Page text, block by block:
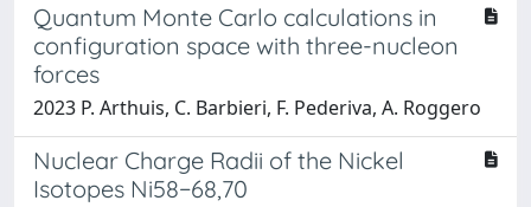
Quantum Monte Carlo calculations in
configuration space with three-nucleon
forces
2023 P. Arthuis, C. Barbieri, F. Pederiva, A. Roggero
Nuclear Charge Radii of the Nickel
Isotopes Ni58−68,70